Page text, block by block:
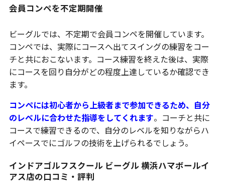
会員コンペを不定期開催
ビーグルでは、不定期で会員コンペを開催しています。
コンペでは、実際にコースへ出てスイングの練習をコー
チと共におこないます。コース練習を終えた後は、実際
にコースを回り自分がどの程度上達しているか確認でき
ます。
コンペには初心者から上級者まで参加できるため、自分
のレベルに合わせた指導をしてくれます。コーチと共に
コースで練習できるので、自分のレベルを知りながらハ
イペースでにゴルフの技術を上げられるでしょう。
インドアゴルフスクール ビーグル 横浜ハマボールイ
アス店の口コミ・評判